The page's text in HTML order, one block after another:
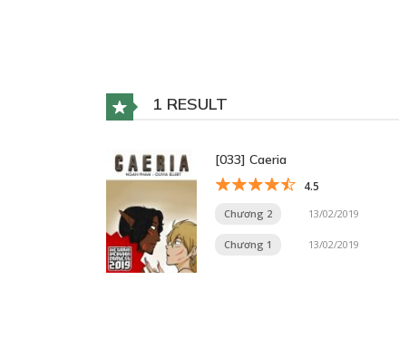
1 RESULT
[033] Caeria
4.5
Chương 2 13/02/2019
Chương 1 13/02/2019